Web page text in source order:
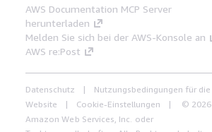
AWS Documentation MCP Server
herunterladen
Melden Sie sich bei der AWS-Konsole an
AWS re:Post
Datenschutz
Nutzungsbedingungen für die
Website
Cookie-Einstellungen
© 2026,
Amazon Web Services, Inc. oder